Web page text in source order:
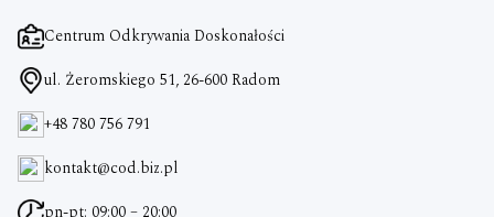
Centrum Odkrywania Doskonałości
ul. Żeromskiego 51, 26-600 Radom
+48 780 756 791
kontakt@cod.biz.pl
pn-pt: 09:00 – 20:00